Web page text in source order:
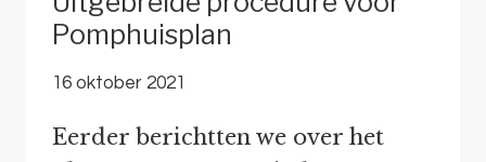
Pomphuisplan
16 oktober 2021
Eerder berichtten we over het